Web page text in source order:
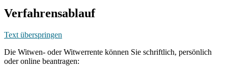
Verfahrensablauf
Text überspringen
Die Witwen- oder Witwerrente können Sie schriftlich, persönlich
oder online beantragen: